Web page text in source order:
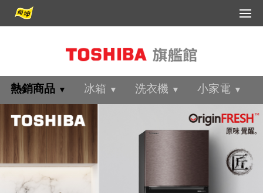
客服中心
熱銷商品 ▼ 冰箱 ▼ 洗衣機 ▼ 小家電 ▼